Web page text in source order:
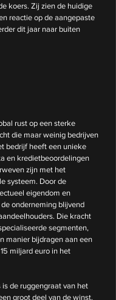
koers. Zij zien de huidige
reactie op de aangepaste
dit jaar naar buiten
rust op een sterke
die maar weinig bedrijven
bedrijf heeft een unieke
en kredietbeoordelingen
zijn met het
systeem. Door de
eigendom en
onderneming blijvend
Die kracht
segmenten,
manier bijdragen aan een
miljard euro in het
de ruggengraat van het
groot deel van de winst.